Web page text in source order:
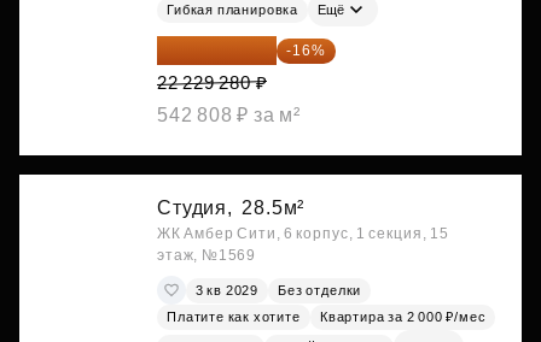
Гибкая планировка Ещё
18 672 595 ₽ -16%
22 229 280 ₽
542 808 ₽ за м²
Студия, 28.5м²
ЖК Амбер Сити, 6 корпус, 1 секция, 15
этаж, №1569
3 кв 2029
Без отделки
Платите как хотите
Квартира за 2 000 ₽/мес